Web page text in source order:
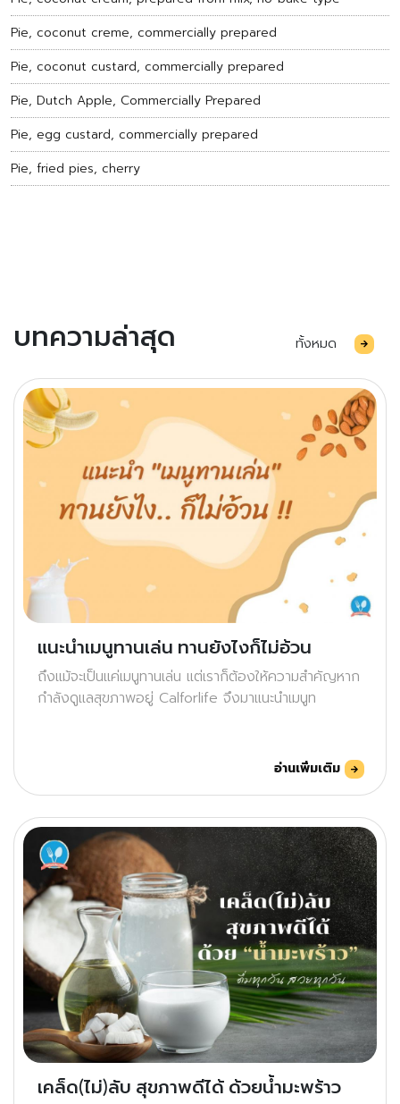
Pie, coconut creme, commercially prepared
Pie, coconut custard, commercially prepared
Pie, Dutch Apple, Commercially Prepared
Pie, egg custard, commercially prepared
Pie, fried pies, cherry
บทความล่าสุด ทั้งหมด
แนะนำเมนูทานเล่น ทานยังไงก็ไม่อ้วน
ถึงแม้จะเป็นแค่เมนูทานเล่น แต่เราก็ต้องให้ความสำคัญหาก
กำลังดูแลสุขภาพอยู่ Calforlife จึงมาแนะนำเมนูท
อ่านเพิ่มเติม
เคล็ด(ไม่)ลับ สุขภาพดีได้ ด้วยน้ำมะพร้าว